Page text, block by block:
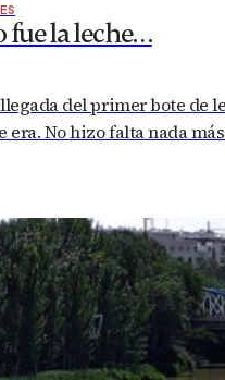
fue la leche…
del primer bote de
era. No hizo falta nada